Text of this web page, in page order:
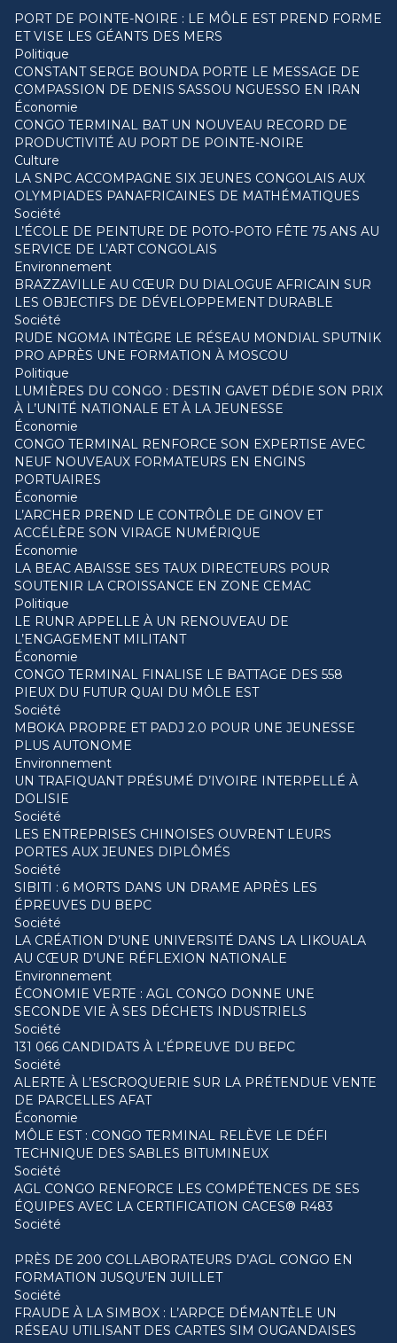
PORT DE POINTE-NOIRE : LE MÔLE EST PREND FORME
ET VISE LES GÉANTS DES MERS
Politique
CONSTANT SERGE BOUNDA PORTE LE MESSAGE DE
COMPASSION DE DENIS SASSOU NGUESSO EN IRAN
Économie
CONGO TERMINAL BAT UN NOUVEAU RECORD DE
PRODUCTIVITÉ AU PORT DE POINTE-NOIRE
Culture
LA SNPC ACCOMPAGNE SIX JEUNES CONGOLAIS AUX
OLYMPIADES PANAFRICAINES DE MATHÉMATIQUES
Société
L’ÉCOLE DE PEINTURE DE POTO-POTO FÊTE 75 ANS AU
SERVICE DE L’ART CONGOLAIS
Environnement
BRAZZAVILLE AU CŒUR DU DIALOGUE AFRICAIN SUR
LES OBJECTIFS DE DÉVELOPPEMENT DURABLE
Société
RUDE NGOMA INTÈGRE LE RÉSEAU MONDIAL SPUTNIK
PRO APRÈS UNE FORMATION À MOSCOU
Politique
LUMIÈRES DU CONGO : DESTIN GAVET DÉDIE SON PRIX
À L’UNITÉ NATIONALE ET À LA JEUNESSE
Économie
CONGO TERMINAL RENFORCE SON EXPERTISE AVEC
NEUF NOUVEAUX FORMATEURS EN ENGINS
PORTUAIRES
Économie
L’ARCHER PREND LE CONTRÔLE DE GINOV ET
ACCÉLÈRE SON VIRAGE NUMÉRIQUE
Économie
LA BEAC ABAISSE SES TAUX DIRECTEURS POUR
SOUTENIR LA CROISSANCE EN ZONE CEMAC
Politique
LE RUNR APPELLE À UN RENOUVEAU DE
L’ENGAGEMENT MILITANT
Économie
CONGO TERMINAL FINALISE LE BATTAGE DES 558
PIEUX DU FUTUR QUAI DU MÔLE EST
Société
MBOKA PROPRE ET PADJ 2.0 POUR UNE JEUNESSE
PLUS AUTONOME
Environnement
UN TRAFIQUANT PRÉSUMÉ D’IVOIRE INTERPELLÉ À
DOLISIE
Société
LES ENTREPRISES CHINOISES OUVRENT LEURS
PORTES AUX JEUNES DIPLÔMÉS
Société
SIBITI : 6 MORTS DANS UN DRAME APRÈS LES
ÉPREUVES DU BEPC
Société
LA CRÉATION D’UNE UNIVERSITÉ DANS LA LIKOUALA
AU CŒUR D’UNE RÉFLEXION NATIONALE
Environnement
ÉCONOMIE VERTE : AGL CONGO DONNE UNE
SECONDE VIE À SES DÉCHETS INDUSTRIELS
Société
131 066 CANDIDATS À L’ÉPREUVE DU BEPC
Société
ALERTE À L’ESCROQUERIE SUR LA PRÉTENDUE VENTE
DE PARCELLES AFAT
Économie
MÔLE EST : CONGO TERMINAL RELÈVE LE DÉFI
TECHNIQUE DES SABLES BITUMINEUX
Société
AGL CONGO RENFORCE LES COMPÉTENCES DE SES
ÉQUIPES AVEC LA CERTIFICATION CACES® R483
Société
PRÈS DE 200 COLLABORATEURS D’AGL CONGO EN
FORMATION JUSQU’EN JUILLET
Société
FRAUDE À LA SIMBOX : L’ARPCE DÉMANTÈLE UN
RÉSEAU UTILISANT DES CARTES SIM OUGANDAISES